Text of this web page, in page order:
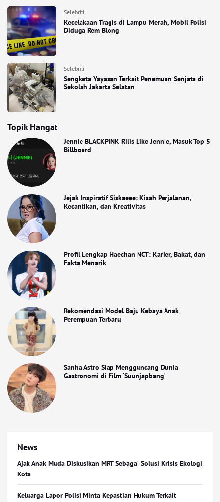
Selebriti
Kecelakaan Tragis di Lampu Merah, Mobil Polisi
Diduga Rem Blong
Selebriti
Sengketa Yayasan Terkait Penemuan Senjata di
Sekolah Jakarta Selatan
Topik Hangat
Jennie BLACKPINK Rilis Like Jennie, Masuk Top 5
Billboard
Jejak Inspiratif Siskaeee: Kisah Perjalanan,
Kecantikan, dan Kreativitas
Profil Lengkap Haechan NCT: Karier, Bakat, dan
Fakta Menarik
Rekomendasi Model Baju Kebaya Anak
Perempuan Terbaru
Sanha Astro Siap Mengguncang Dunia
Gastronomi di Film ‘Suunjapbang’
News
Ajak Anak Muda Diskusikan MRT Sebagai Solusi Krisis Ekologi
Kota
Keluarga Lapor Polisi Minta Kepastian Hukum Terkait